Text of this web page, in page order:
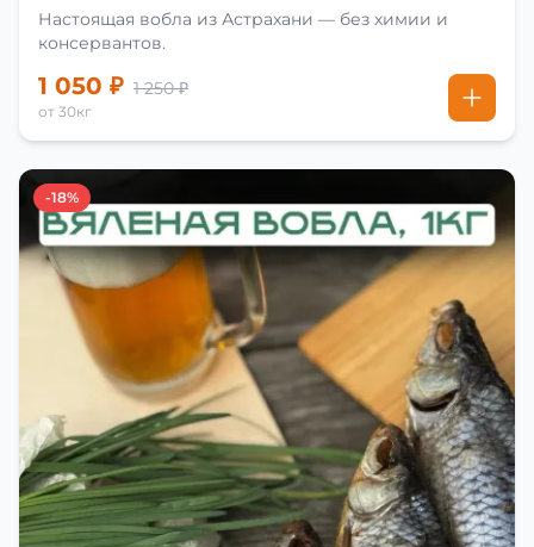
Настоящая вобла из Астрахани — без химии и
консервантов.
1 050 ₽ 1 250 ₽
от 30кг
-18%